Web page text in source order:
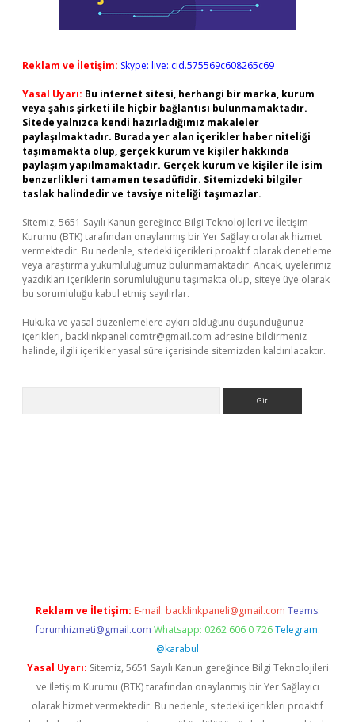
Reklam ve İletişim: Skype: live:.cid.575569c608265c69
Yasal Uyarı: Bu internet sitesi, herhangi bir marka, kurum
veya şahıs şirketi ile hiçbir bağlantısı bulunmamaktadır.
Sitede yalnızca kendi hazırladığımız makaleler
paylaşılmaktadır. Burada yer alan içerikler haber niteliği
taşımamakta olup, gerçek kurum ve kişiler hakkında
paylaşım yapılmamaktadır. Gerçek kurum ve kişiler ile isim
benzerlikleri tamamen tesadüfidir. Sitemizdeki bilgiler
taslak halindedir ve tavsiye niteliği taşımazlar.
Sitemiz, 5651 Sayılı Kanun gereğince Bilgi Teknolojileri ve İletişim
Kurumu (BTK) tarafından onaylanmış bir Yer Sağlayıcı olarak hizmet
vermektedir. Bu nedenle, sitedeki içerikleri proaktif olarak denetleme
veya araştırma yükümlülüğümüz bulunmamaktadır. Ancak, üyelerimiz
yazdıkları içeriklerin sorumluluğunu taşımakta olup, siteye üye olarak
bu sorumluluğu kabul etmiş sayılırlar.
Hukuka ve yasal düzenlemelere aykırı olduğunu düşündüğünüz
içerikleri, backlinkpanelicomtr@gmail.com adresine bildirmeniz
halinde, ilgili içerikler yasal süre içerisinde sitemizden kaldırılacaktır.
Reklam ve İletişim: E-mail: backlinkpaneli@gmail.com Teams:
forumhizmeti@gmail.com Whatsapp: 0262 606 0 726 Telegram:
@karabul
Yasal Uyarı: Sitemiz, 5651 Sayılı Kanun gereğince Bilgi Teknolojileri
ve İletişim Kurumu (BTK) tarafından onaylanmış bir Yer Sağlayıcı
olarak hizmet vermektedir. Bu nedenle, sitedeki içerikleri proaktif